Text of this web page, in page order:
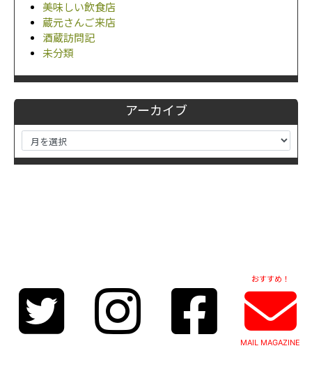
美味しい飲食店
蔵元さんご来店
酒蔵訪問記
未分類
アーカイブ
おすすめ！
MAIL MAGAZINE